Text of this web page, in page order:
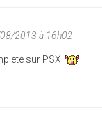
2013 à 16h02
sur PSX